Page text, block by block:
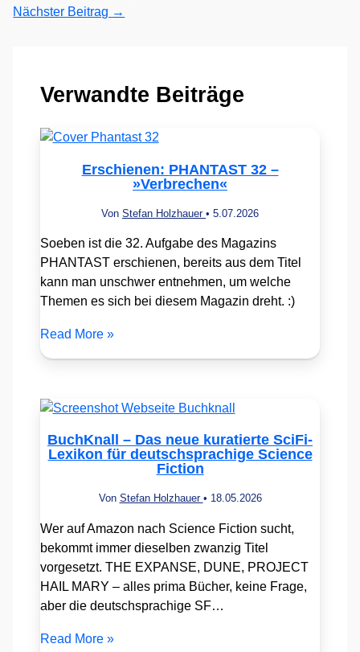
Nächster Beitrag →
Verwandte Beiträge
Erschienen: PHANTAST 32 –
»Verbrechen«
Von Stefan Holzhauer • 5.07.2026
Soeben ist die 32. Aufgabe des Magazins
PHANTAST erschienen, bereits aus dem Titel
kann man unschwer entnehmen, um welche
Themen es sich bei diesem Magazin dreht. :)
Read More »
BuchKnall – Das neue kuratierte SciFi-
Lexikon für deutschsprachige Science
Fiction
Von Stefan Holzhauer • 18.05.2026
Wer auf Amazon nach Science Fiction sucht,
bekommt immer dieselben zwanzig Titel
vorgesetzt. THE EXPANSE, DUNE, PROJECT
HAIL MARY – alles prima Bücher, keine Frage,
aber die deutschsprachige SF…
Read More »